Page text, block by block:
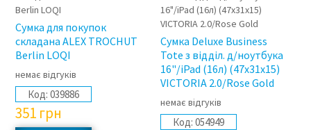
Сумка для покупок
складана ALEX TROCHUT
Berlin LOQI
немає відгуків
Код: 039886
351 грн
Сумка Deluxe Business
Tote з відділ. д/ноутбука
16"/iPad (16л) (47x31x15)
VICTORIA 2.0/Rose Gold
немає відгуків
Код: 054949